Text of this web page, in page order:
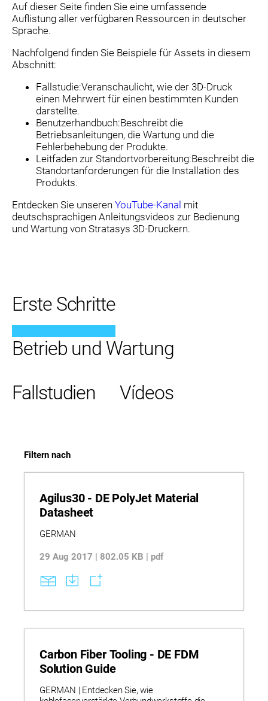
Auf dieser Seite finden Sie eine umfassende
Auflistung aller verfügbaren Ressourcen in deutscher
Sprache.
Nachfolgend finden Sie Beispiele für Assets in diesem
Abschnitt:
Fallstudie:Veranschaulicht, wie der 3D-Druck
einen Mehrwert für einen bestimmten Kunden
darstellte.
Benutzerhandbuch:Beschreibt die
Betriebsanleitungen, die Wartung und die
Fehlerbehebung der Produkte.
Leitfaden zur Standortvorbereitung:Beschreibt die
Standortanforderungen für die Installation des
Produkts.
Entdecken Sie unseren YouTube-Kanal mit
deutschsprachigen Anleitungsvideos zur Bedienung
und Wartung von Stratasys 3D-Druckern.
Erste Schritte
Betrieb und Wartung
Fallstudien
Vídeos
Filtern nach
Agilus30 - DE PolyJet Material
Datasheet
GERMAN
29 Aug 2017 | 802.05 KB | pdf
Carbon Fiber Tooling - DE FDM
Solution Guide
GERMAN | Entdecken Sie, wie